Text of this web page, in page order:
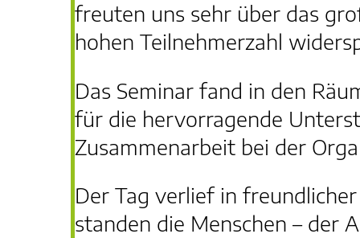
freuten uns sehr über das
hohen Teilnehmerzahl
Das Seminar fand in den
für die hervorragende
Zusammenarbeit bei der
Der Tag verlief in
standen die Menschen – der